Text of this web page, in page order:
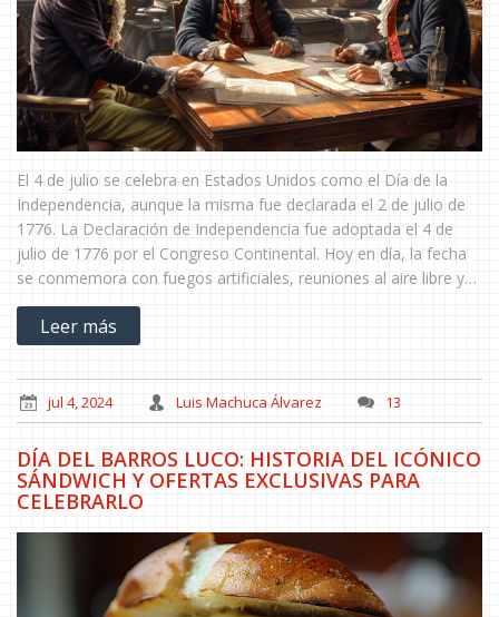
El 4 de julio se celebra en Estados Unidos como el Día de la
Independencia, aunque la misma fue declarada el 2 de julio de
1776. La Declaración de Independencia fue adoptada el 4 de
julio de 1776 por el Congreso Continental. Hoy en día, la fecha
se conmemora con fuegos artificiales, reuniones al aire libre y
música patriótica.
Leer más
jul 4, 2024 Luis Machuca Álvarez 13
DÍA DEL BARROS LUCO: HISTORIA DEL ICÓNICO
SÁNDWICH Y OFERTAS EXCLUSIVAS PARA
CELEBRARLO